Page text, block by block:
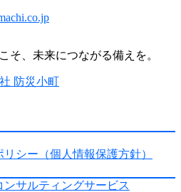
そ、未来につながる備えを。
シー（個人情報保護方針）
ンサルティングサービス